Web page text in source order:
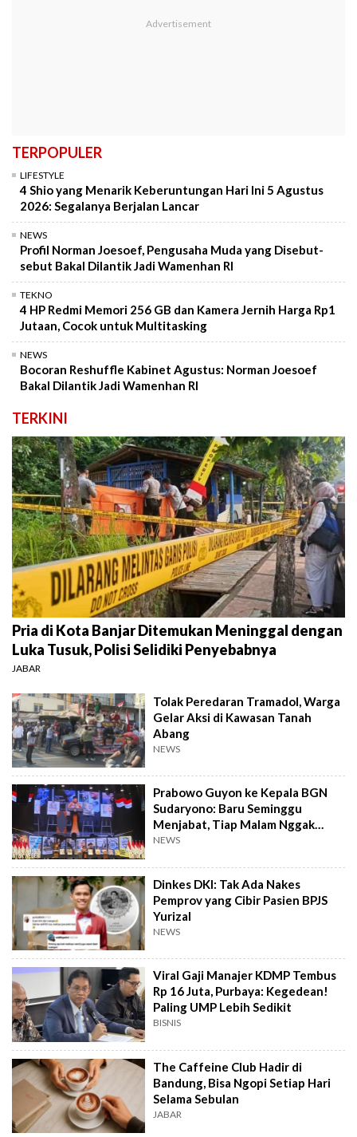
TERPOPULER
LIFESTYLE
4 Shio yang Menarik Keberuntungan Hari Ini 5 Agustus
2026: Segalanya Berjalan Lancar
NEWS
Profil Norman Joesoef, Pengusaha Muda yang Disebut-
sebut Bakal Dilantik Jadi Wamenhan RI
TEKNO
4 HP Redmi Memori 256 GB dan Kamera Jernih Harga Rp1
Jutaan, Cocok untuk Multitasking
NEWS
Bocoran Reshuffle Kabinet Agustus: Norman Joesoef
Bakal Dilantik Jadi Wamenhan RI
TERKINI
Pria di Kota Banjar Ditemukan Meninggal dengan
Luka Tusuk, Polisi Selidiki Penyebabnya
JABAR
Tolak Peredaran Tramadol, Warga
Gelar Aksi di Kawasan Tanah
Abang
NEWS
Prabowo Guyon ke Kepala BGN
Sudaryono: Baru Seminggu
Menjabat, Tiap Malam Nggak
Tidur
NEWS
Dinkes DKI: Tak Ada Nakes
Pemprov yang Cibir Pasien BPJS
Yurizal
NEWS
Viral Gaji Manajer KDMP Tembus
Rp 16 Juta, Purbaya: Kegedean!
Paling UMP Lebih Sedikit
BISNIS
The Caffeine Club Hadir di
Bandung, Bisa Ngopi Setiap Hari
Selama Sebulan
JABAR